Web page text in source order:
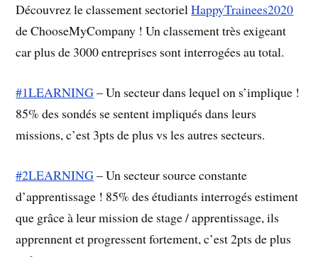
Découvrez le classement sectorielHappyTrainees2020
de ChooseMyCompany ! Un classement très exigeant
car plus de 3000 entreprises sont interrogées au total.
#1LEARNING– Un secteur dans lequel on s’implique !
85% des sondés se sentent impliqués dans leurs
missions, c’est 3pts de plus vs les autres secteurs.
#2LEARNING– Un secteur source constante
d’apprentissage ! 85% des étudiants interrogés estiment
que grâce à leur mission de stage / apprentissage, ils
apprennent et progressent fortement, c’est 2pts de plus